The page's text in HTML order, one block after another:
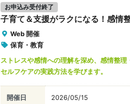
お申込み受付終了
子育て＆支援がラクになる！感情
Web 開催
保育・教育
ストレスや感情への理解を深め、感情整理
セルフケアの実践方法を学びます。
開催日 2026/05/15